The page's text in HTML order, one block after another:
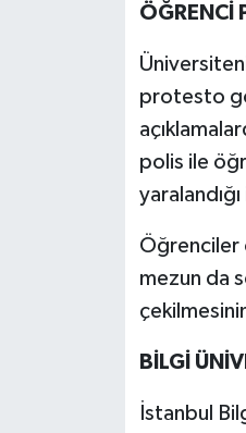
ÖĞRENCİ
protesto
polis ile
Öğrenciler
mezun da
BİLGİ
İstanbul